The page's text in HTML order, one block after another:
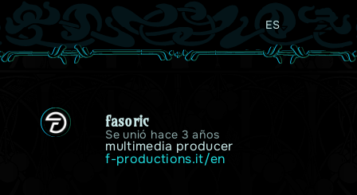
ES
fasoric
Se unió hace 3 años
multimedia producer
f-productions.it/en